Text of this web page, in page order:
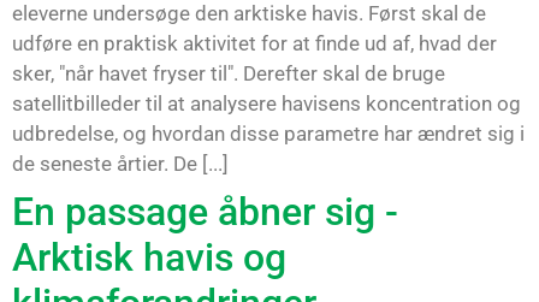
eleverne undersøge den arktiske havis. Først skal de
udføre en praktisk aktivitet for at finde ud af, hvad der
sker, "når havet fryser til". Derefter skal de bruge
satellitbilleder til at analysere havisens koncentration og
udbredelse, og hvordan disse parametre har ændret sig i
de seneste årtier. De [...]
En passage åbner sig -
Arktisk havis og